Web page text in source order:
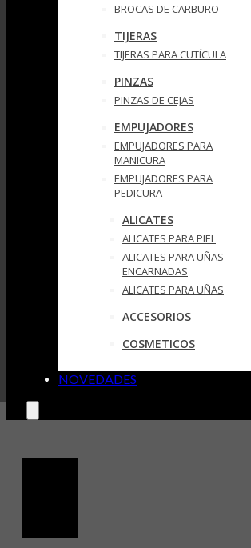
BROCAS DE CARBURO
TIJERAS
TIJERAS PARA CUTÍCULA
PINZAS
PINZAS DE CEJAS
EMPUJADORES
EMPUJADORES PARA
MANICURA
EMPUJADORES PARA
PEDICURA
ALICATES
ALICATES PARA PIEL
ALICATES PARA UÑAS
ENCARNADAS
ALICATES PARA UÑAS
ACCESORIOS
COSMETICOS
NOVEDADES